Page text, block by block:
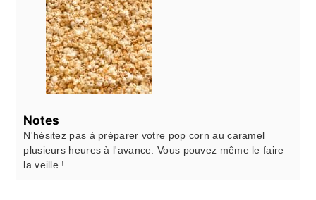
Notes
N'hésitez pas à préparer votre pop corn au caramel
plusieurs heures à l'avance. Vous pouvez même le faire
la veille !